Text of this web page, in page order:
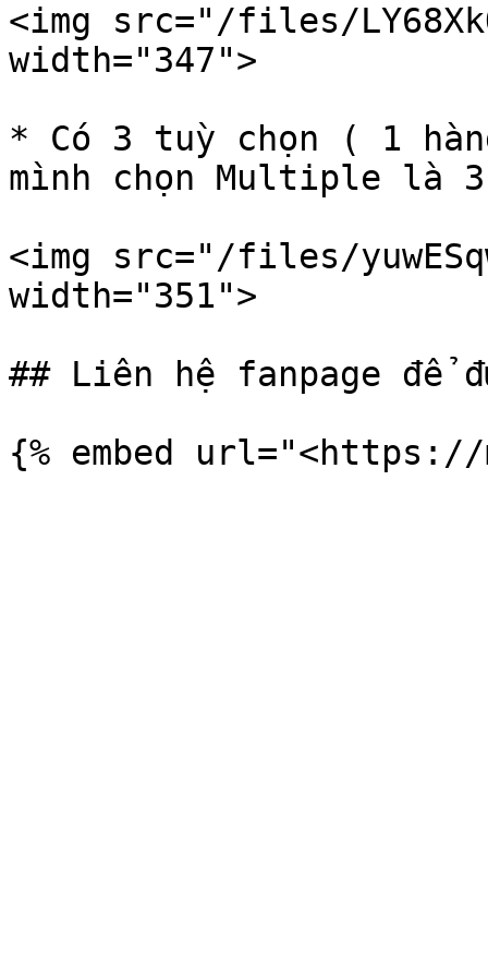
<img src="/files/
width="347">
* Có 3 tuỳ chọn ( 1
mình chọn Multiple là 3
<img src="/files/
width="351">
## Liên hệ fanpage để